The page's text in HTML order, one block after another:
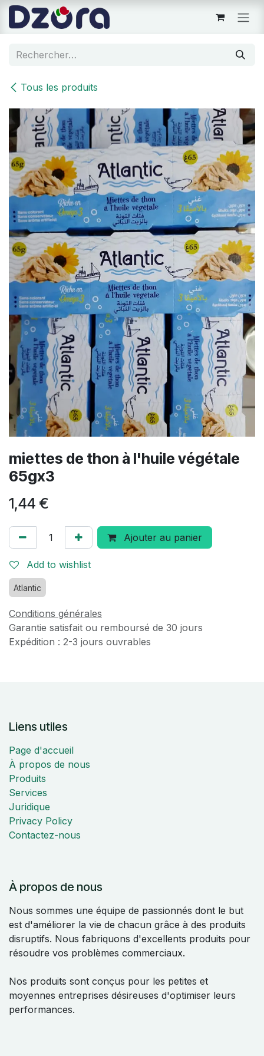
Se rendre au contenu
Tous les produits
miettes de thon à l'huile végétale
65gx3
1,44 €
Ajouter au panier
Add to wishlist
Atlantic
Conditions générales
Garantie satisfait ou remboursé de 30 jours
Expédition : 2-3 jours ouvrables
Liens utiles
Page d'accueil
À propos de nous
Produits
Services
Juridique
Privacy Policy
Contactez-nous
À propos de nous
Nous sommes une équipe de passionnés dont le but
est d'améliorer la vie de chacun grâce à des produits
disruptifs. Nous fabriquons d'excellents produits pour
résoudre vos problèmes commerciaux.
Nos produits sont conçus pour les petites et
moyennes entreprises désireuses d'optimiser leurs
performances.